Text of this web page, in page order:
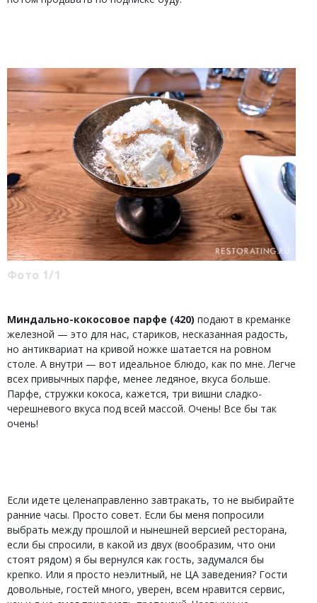
Фото 1/1
Миндально-кокосовое парфе (420) подают в креманке
железной — это для нас, стариков, несказанная радость,
но антиквариат на кривой ножке шатается на ровном
столе. А внутри — вот идеальное блюдо, как по мне. Легче
всех привычных парфе, менее ледяное, вкуса больше.
Парфе, стружки кокоса, кажется, три вишни сладко-
черешневого вкуса под всей массой. Очень! Все бы так
очень!
Если идете целенаправленно завтракать, то не выбирайте
ранние часы. Просто совет. Если бы меня попросили
выбрать между прошлой и нынешней версией ресторана,
если бы спросили, в какой из двух (вообразим, что они
стоят рядом) я бы вернулся как гость, задумался бы
крепко. Или я просто неэлитный, не ЦА заведения? Гости
довольные, гостей много, уверен, всем нравится сервис,